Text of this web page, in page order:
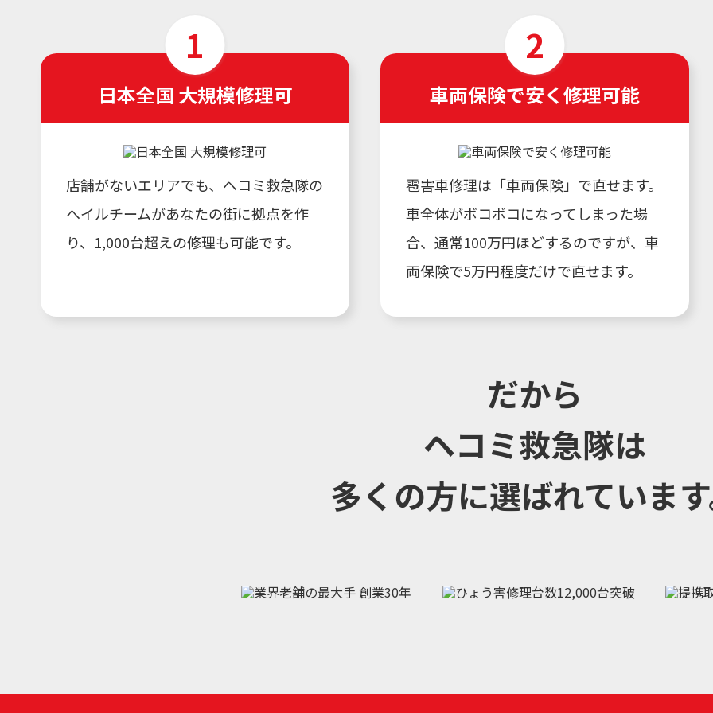
日本全国 大規模修理可
店舗がないエリアでも、ヘコミ救急隊の
へイルチームがあなたの街に拠点を作
り、1,000台超えの修理も可能です。
車両保険で安く修理可能
雹害車修理は「車両保険」で直せます。
車全体がボコボコになってしまった場
合、通常100万円ほどするのですが、車
両保険で5万円程度だけで直せます。
だから
ヘコミ救急隊は
多くの方に選ばれていま